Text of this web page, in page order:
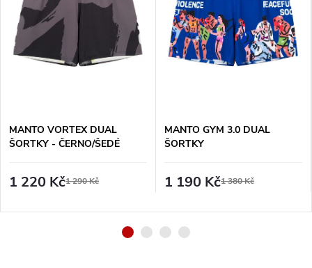
MANTO VORTEX DUAL
ŠORTKY - ČERNO/ŠEDÉ
1 220 Kč1 290 Kč
MANTO GYM 3.0 DUAL
ŠORTKY
1 190 Kč1 380 Kč